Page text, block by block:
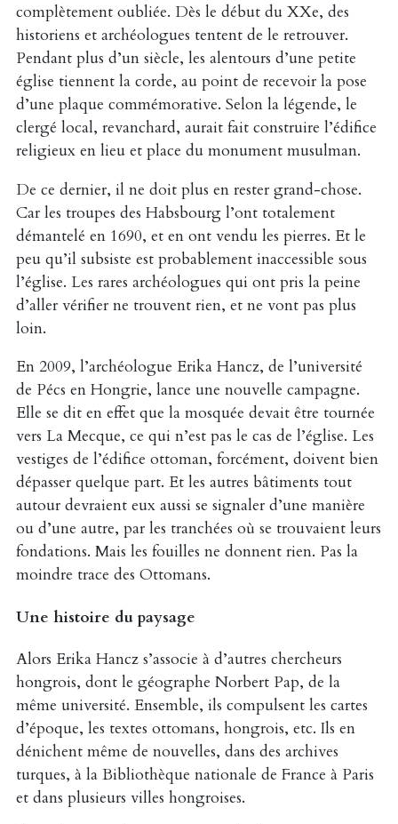
complètement oubliée. Dès le début du XXe, des
historiens et archéologues tentent de le retrouver.
Pendant plus d’un siècle, les alentours d’une petite
église tiennent la corde, au point de recevoir la pose
d’une plaque commémorative. Selon la légende, le
clergé local, revanchard, aurait fait construire l’édifice
religieux en lieu et place du monument musulman.
De ce dernier, il ne doit plus en rester grand-chose.
Car les troupes des Habsbourg l’ont totalement
démantelé en 1690, et en ont vendu les pierres. Et le
peu qu’il subsiste est probablement inaccessible sous
l’église. Les rares archéologues qui ont pris la peine
d’aller vérifier ne trouvent rien, et ne vont pas plus
loin.
En 2009, l’archéologue Erika Hancz, de l’université
de Pécs en Hongrie, lance une nouvelle campagne.
Elle se dit en effet que la mosquée devait être tournée
vers La Mecque, ce qui n’est pas le cas de l’église. Les
vestiges de l’édifice ottoman, forcément, doivent bien
dépasser quelque part. Et les autres bâtiments tout
autour devraient eux aussi se signaler d’une manière
ou d’une autre, par les tranchées où se trouvaient leurs
fondations. Mais les fouilles ne donnent rien. Pas la
moindre trace des Ottomans.
Une histoire du paysage
Alors Erika Hancz s’associe à d’autres chercheurs
hongrois, dont le géographe Norbert Pap, de la
même université. Ensemble, ils compulsent les cartes
d’époque, les textes ottomans, hongrois, etc. Ils en
dénichent même de nouvelles, dans des archives
turques, à la Bibliothèque nationale de France à Paris
et dans plusieurs villes hongroises.